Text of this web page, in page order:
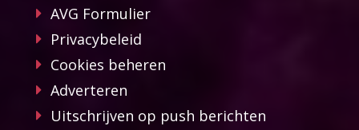
AVG Formulier
Privacybeleid
Cookies beheren
Adverteren
Uitschrijven op push berichten